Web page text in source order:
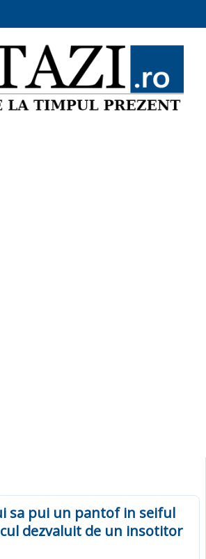
sa pui un pantof in seiful
dezvaluit de un insotitor